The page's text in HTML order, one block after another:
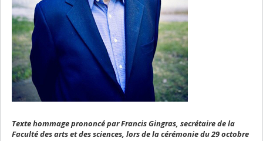
Texte hommage prononcé par Francis Gingras, secrétaire de la
Faculté des arts et des sciences, lors de la cérémonie du 29 octobre